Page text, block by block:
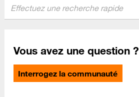
Vous avez une question ?
Interrogez la communauté